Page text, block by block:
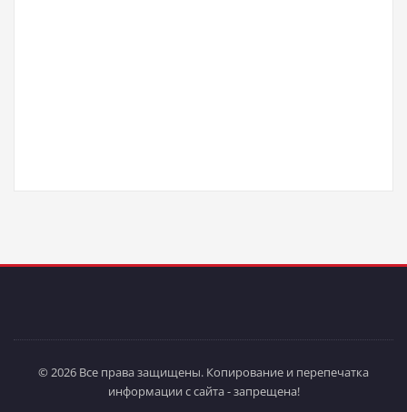
© 2026 Все права защищены. Копирование и перепечатка
информации с сайта - запрещена!